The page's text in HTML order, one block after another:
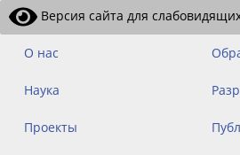
Версия сайта для
О нас
Наука
Проекты